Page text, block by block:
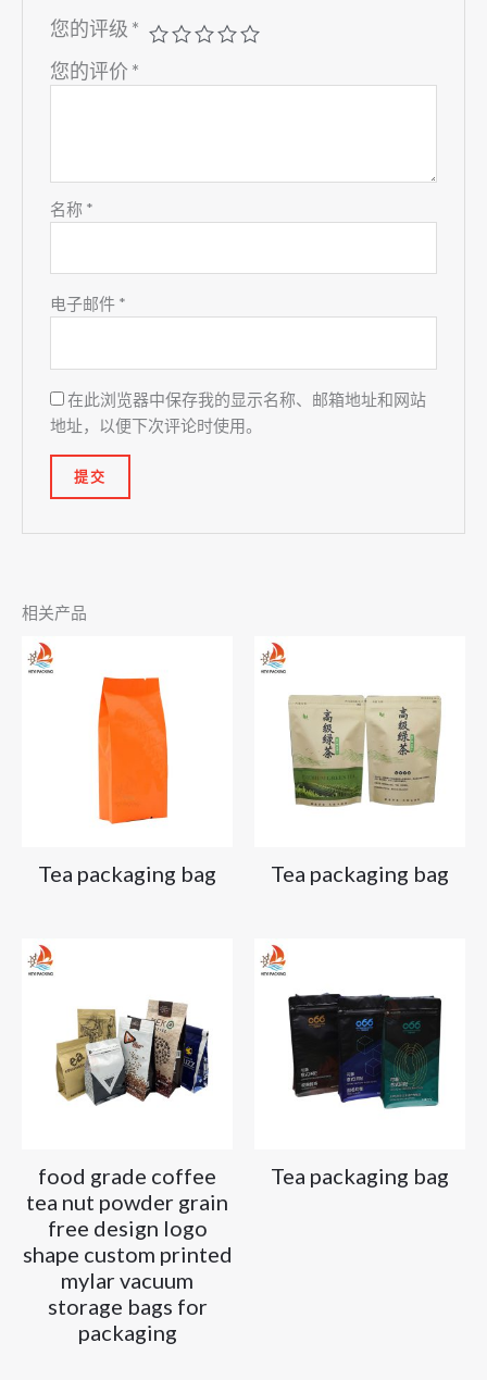
您的评级 *
您的评价 *
名称 *
电子邮件 *
在此浏览器中保存我的显示名称、邮箱地址和网站
地址，以便下次评论时使用。
相关产品
Tea packaging bag Tea packaging bag
food grade coffee
tea nut powder grain
free design logo
shape custom printed
mylar vacuum
storage bags for
packaging
Tea packaging bag